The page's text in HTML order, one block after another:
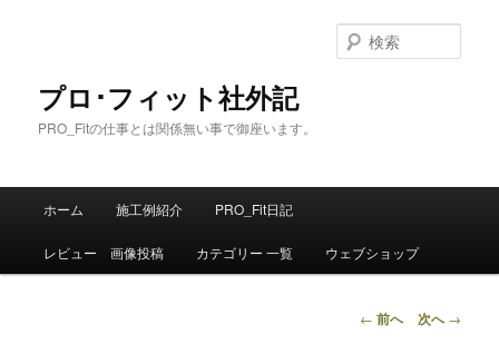
プロ･フィット社外記
PRO_Fitの仕事とは関係無い事で御座います。
索
メ
ホーム 施工例紹介 PRO_Fit日記
レビュー 画像投稿 カテゴリー 一覧 ウェブショップ
投
← 前へ 次へ→